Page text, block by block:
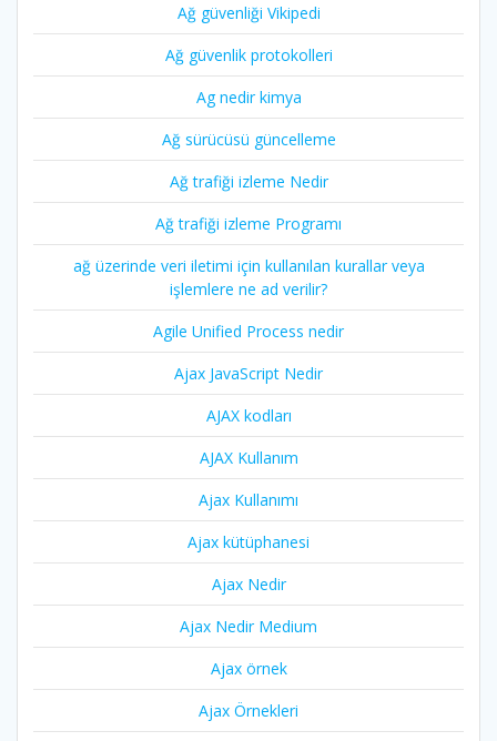
Ağ güvenliği Vikipedi
Ağ güvenlik protokolleri
Ag nedir kimya
Ağ sürücüsü güncelleme
Ağ trafiği izleme Nedir
Ağ trafiği izleme Programı
ağ üzerinde veri iletimi için kullanılan kurallar veya
işlemlere ne ad verilir?
Agile Unified Process nedir
Ajax JavaScript Nedir
AJAX kodları
AJAX Kullanım
Ajax Kullanımı
Ajax kütüphanesi
Ajax Nedir
Ajax Nedir Medium
Ajax örnek
Ajax Örnekleri